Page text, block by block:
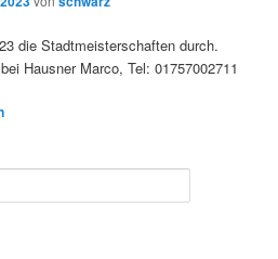
die Stadtmeisterschaften durch.
Hausner Marco, Tel: 01757002711